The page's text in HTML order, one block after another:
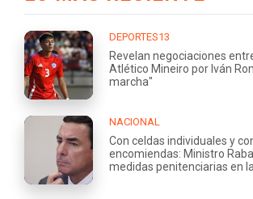
DEPORTES13
Revelan negociaciones
Atlético Mineiro por Iván
marcha"
NACIONAL
Con celdas individuales y
encomiendas: Ministro
medidas penitenciarias en